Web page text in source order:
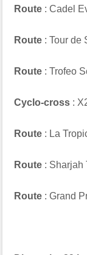
Route : Cadel
Route : Tour de
Route : Trofeo
Cyclo-cross :
Route : La
Route : Sharjah
Route : Grand